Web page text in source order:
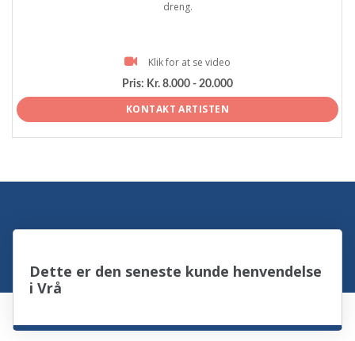
dreng.
Klik for at se video
Pris: Kr. 8.000 - 20.000
KONTAKT ARTISTEN
Dette er den seneste kunde henvendelse
i Vrå